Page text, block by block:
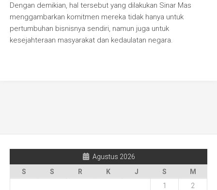
Dengan demikian, hal tersebut yang dilakukan Sinar Mas
menggambarkan komitmen mereka tidak hanya untuk
pertumbuhan bisnisnya sendiri, namun juga untuk
kesejahteraan masyarakat dan kedaulatan negara.
Agustus 2026
S
S R K J S
M
1
2